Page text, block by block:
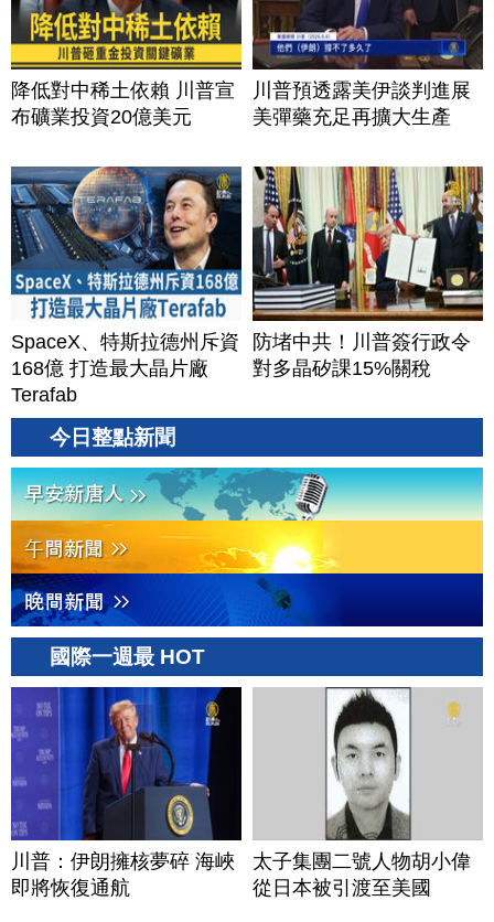
降低對中稀土依賴 川普宣
布礦業投資20億美元
川普預透露美伊談判進展
美彈藥充足再擴大生產
SpaceX、特斯拉德州斥資
168億 打造最大晶片廠
Terafab
防堵中共！川普簽行政令
對多晶矽課15%關稅
今日整點新聞
國際一週最 HOT
川普：伊朗擁核夢碎 海峽
即將恢復通航
太子集團二號人物胡小偉
從日本被引渡至美國